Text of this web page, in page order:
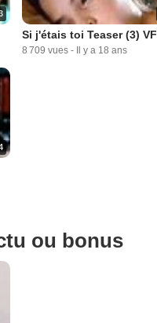
Si j'étais toi Teaser (3) VF
8 709 vues - Il y a 18 ans
ou bonus